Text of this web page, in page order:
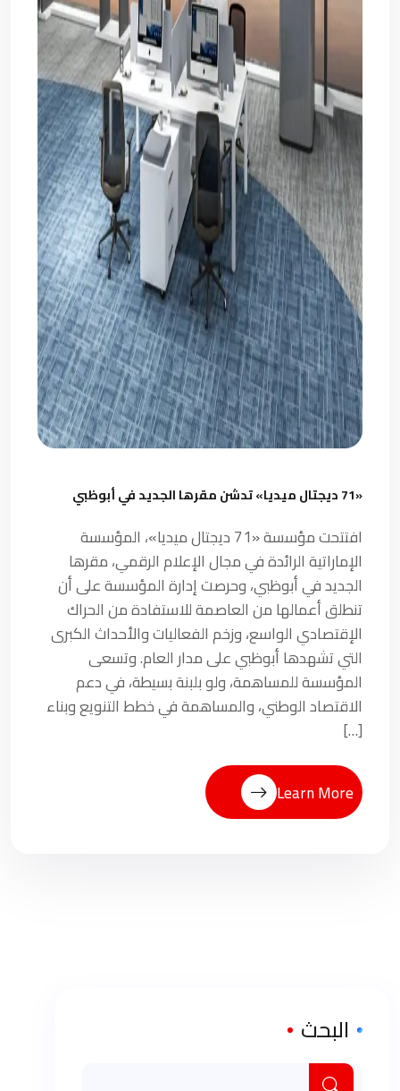
«71 ديجتال ميديا» تدشن مقرها الجديد في أبوظبي
افتتحت مؤسسة «71 ديجتال ميديا»، المؤسسة
الإماراتية الرائدة في مجال الإعلام الرقمي، مقرها
الجديد في أبوظبي، وحرصت إدارة المؤسسة على أن
تنطلق أعمالها من العاصمة للاستفادة من الحراك
الإقتصادي الواسع، وزخم الفعاليات والأحداث الكبرى
التي تشهدها أبوظبي على مدار العام. وتسعى
المؤسسة للمساهمة، ولو بلبنة بسيطة، في دعم
الاقتصاد الوطني، والمساهمة في خطط التنويع وبناء
[…]
Learn More
البحث